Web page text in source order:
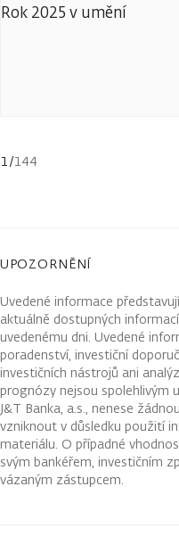
Rok 2025 v umění
1/144
UPOZORNĚNÍ
Uvedené informace
aktuálně dostupných
uvedenému dni. Uvedené
poradenství, investiční
investičních nástrojů ani
prognózy nejsou spolehlivým
J&T Banka, a.s., nenese
vzniknout v důsledku použití
materiálu. O případné
svým bankéřem, investičním
vázaným zástupcem.